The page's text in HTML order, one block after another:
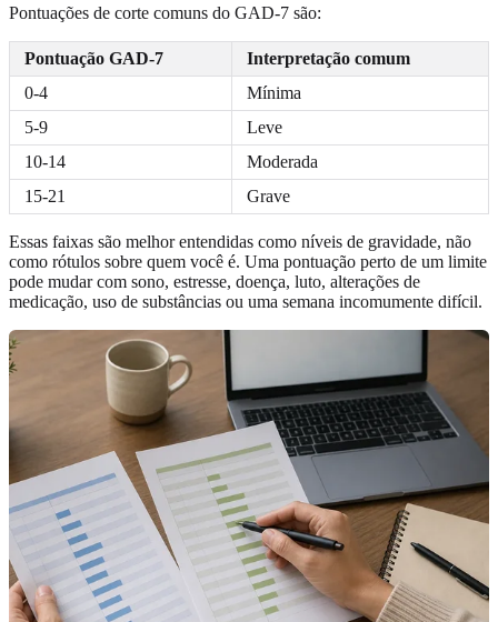
Pontuações de corte comuns do GAD-7 são:
Pontuação GAD-7
Interpretação comum
0-4
Mínima
5-9
Leve
10-14
Moderada
15-21
Grave
Essas faixas são melhor entendidas como níveis de gravidade, não
como rótulos sobre quem você é. Uma pontuação perto de um limite
pode mudar com sono, estresse, doença, luto, alterações de
medicação, uso de substâncias ou uma semana incomumente difícil.